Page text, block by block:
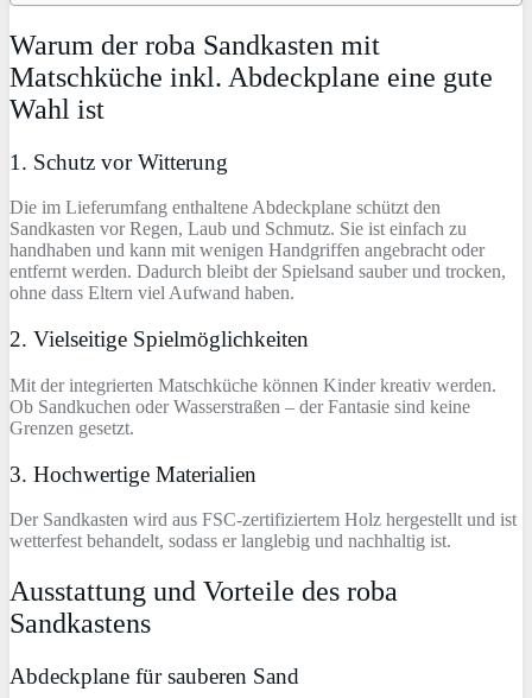
Warum der roba Sandkasten mit
Matschküche inkl. Abdeckplane eine gute
Wahl ist
1. Schutz vor Witterung
Die im Lieferumfang enthaltene Abdeckplane schützt den
Sandkasten vor Regen, Laub und Schmutz. Sie ist einfach zu
handhaben und kann mit wenigen Handgriffen angebracht oder
entfernt werden. Dadurch bleibt der Spielsand sauber und trocken,
ohne dass Eltern viel Aufwand haben.
2. Vielseitige Spielmöglichkeiten
Mit der integrierten Matschküche können Kinder kreativ werden.
Ob Sandkuchen oder Wasserstraßen – der Fantasie sind keine
Grenzen gesetzt.
3. Hochwertige Materialien
Der Sandkasten wird aus FSC-zertifiziertem Holz hergestellt und ist
wetterfest behandelt, sodass er langlebig und nachhaltig ist.
Ausstattung und Vorteile des roba
Sandkastens
Abdeckplane für sauberen Sand